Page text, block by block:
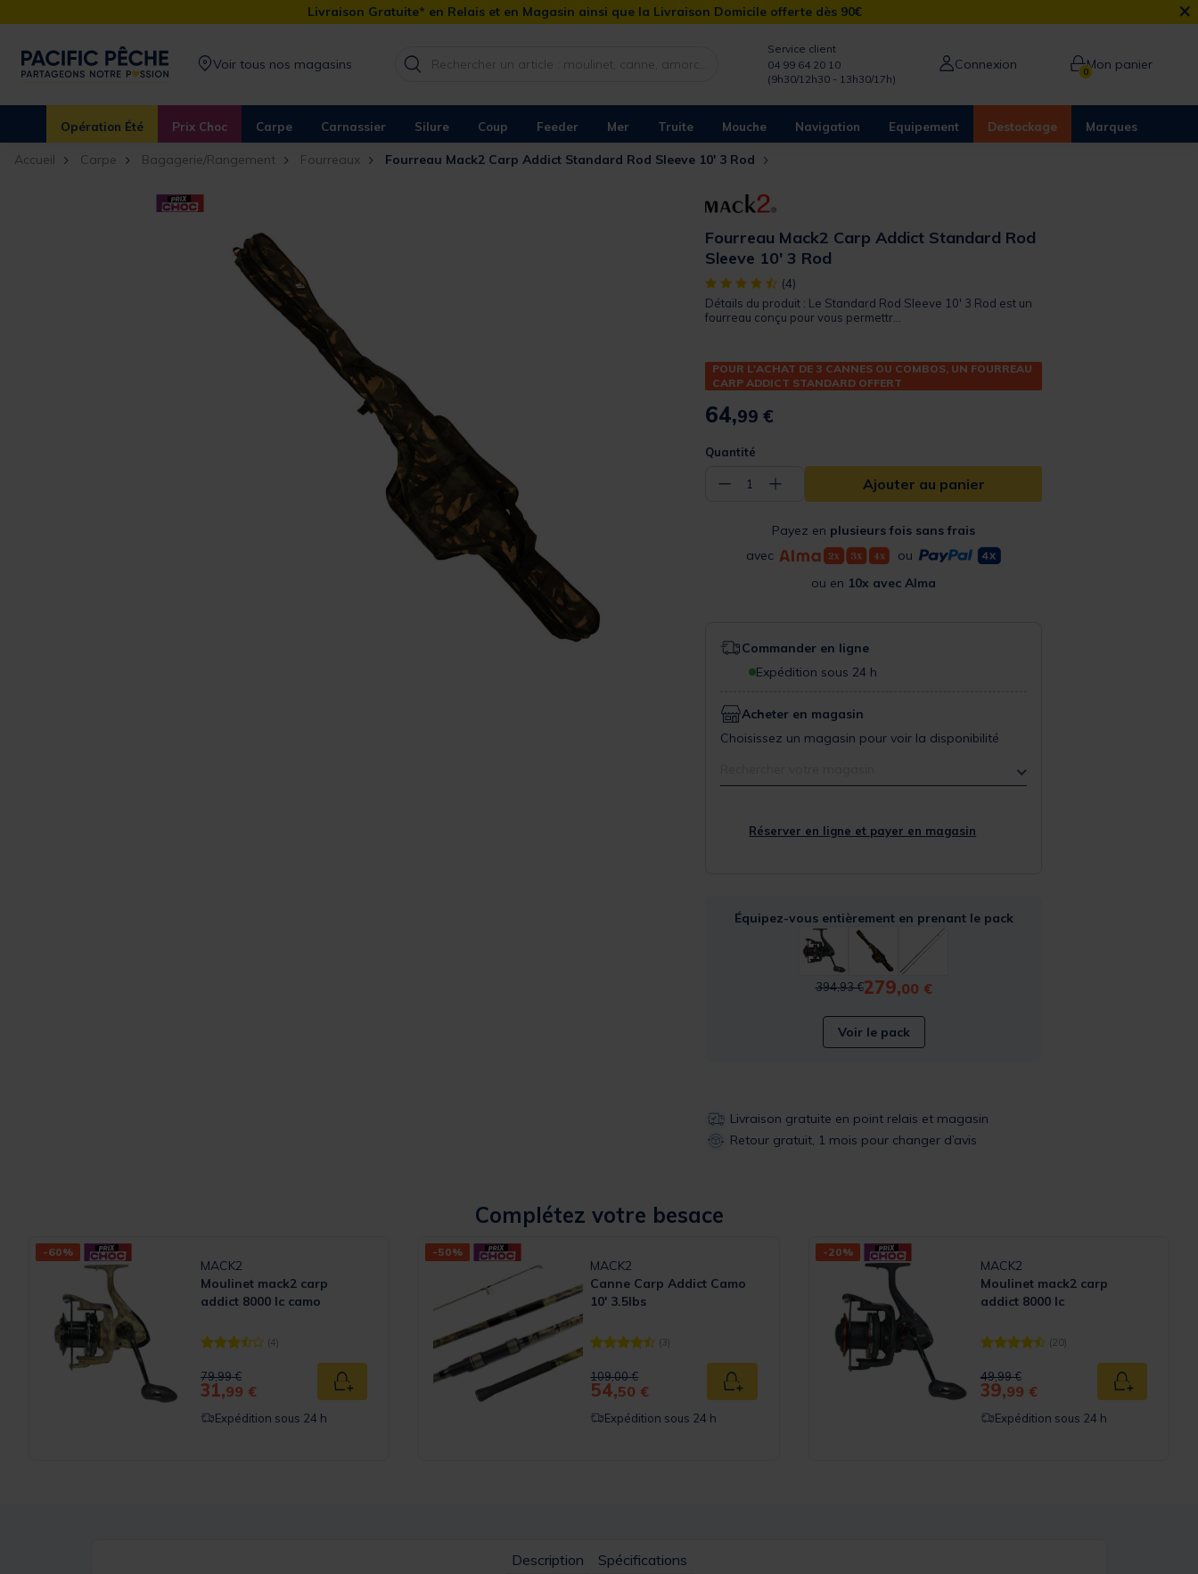
Livraison Gratuite* en Relais et en Magasin ainsi que la Livraison Domicile offerte dès 90€ ×
Voir tous nos magasins
Service client
04 99 64 20 10
(9h30/12h30 - 13h30/17h)
Connexion 0Mon panier
Opération Été Prix Choc Carpe Carnassier Silure Coup Feeder Mer Truite Mouche Navigation Equipement Destockage Marques
Accueil Carpe Bagagerie/Rangement Fourreaux Fourreau Mack2 Carp Addict Standard Rod Sleeve 10' 3 Rod
Fourreau Mack2 Carp Addict Standard Rod
Sleeve 10' 3 Rod
[object Object] out of 5 Customer Rating
(4)
Détails du produit : Le Standard Rod Sleeve 10' 3 Rod est un
fourreau conçu pour vous permettr...
POUR L'ACHAT DE 3 CANNES OU COMBOS, UN FOURREAU
CARP ADDICT STANDARD OFFERT
64,99 €
Quantité
− 1 + Ajouter au panier
Payez en plusieurs fois sans frais
avec
ou
ou en 10x avec Alma
Commander en ligne
Expédition sous 24 h
Acheter en magasin
Choisissez un magasin pour voir la disponibilité
Réserver en ligne et payer en magasin
Équipez-vous entièrement en prenant le pack
Price reduced from
394,93 €to
279,00 €
Voir le pack
Livraison gratuite en point relais et magasin
Retour gratuit, 1 mois pour changer d’avis
Complétez votre besace
-60%
MACK2
Moulinet mack2 carp
addict 8000 lc camo
[object Object] out of 5 Customer Rating
(4)
Price reduced from
79,99 €to
31,99 € Ajouter au panier
Expédition sous 24 h
-50%
MACK2
Canne Carp Addict Camo
10' 3.5lbs
[object Object] out of 5 Customer Rating
(3)
Price reduced from
109,00 €to
54,50 € Ajouter au panier
Expédition sous 24 h
-20%
MACK2
Moulinet mack2 carp
addict 8000 lc
[object Object] out of 5 Customer
(20)
Price reduced from
49,99 €to
39,99 € Ajouter au
Expédition sous 24 h
Description Spécifications